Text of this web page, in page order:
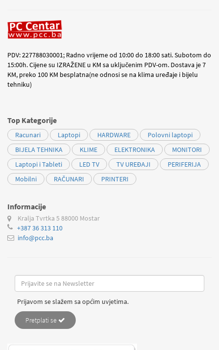
PDV: 227788030001; Radno vrijeme od 10:00 do 18:00 sati. Subotom do
15:00h. Cijene su IZRAŽENE u KM sa uključenim PDV-om. Dostava je 7
KM, preko 100 KM besplatna(ne odnosi se na klima uređaje i bijelu
tehniku)
Top Kategorije
Racunari Laptopi HARDWARE
Polovni laptopi
BIJELA TEHNIKA
KLIME ELEKTRONIKA
MONITORI
Laptopi i Tableti
LED TV TV UREĐAJI
PERIFERIJA
Mobilni
RAČUNARI PRINTERI
Informacije
Kralja Tvrtka 5 88000 Mostar
+387 36 313 110
info@pcc.ba
Prijavom se slažem sa općim uvjetima.
Pretplati se